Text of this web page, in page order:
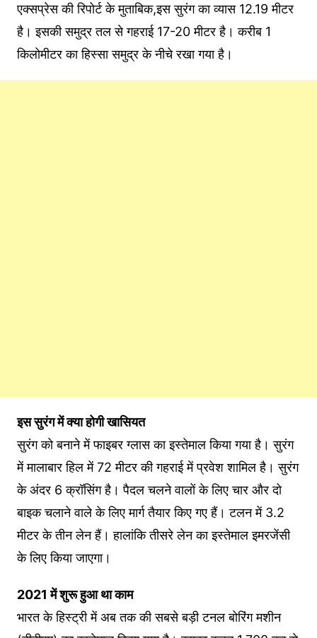
एक्सप्रेस की रिपोर्ट के मुताबिक,इस सुरंग का व्यास 12.19 मीटर
है। इसकी समुद्र तल से गहराई 17-20 मीटर है। करीब 1
किलोमीटर का हिस्सा समुद्र के नीचे रखा गया है।
इस सुरंग में क्या होगी खासियत
सुरंग को बनाने में फाइबर ग्लास का इस्तेमाल किया गया है। सुरंग
में मालाबार हिल में 72 मीटर की गहराई में प्रवेश शामिल है। सुरंग
के अंदर 6 क्रॉसिंग है। पैदल चलने वालों के लिए चार और दो
बाइक चलाने वाले के लिए मार्ग तैयार किए गए हैं। टलन में 3.2
मीटर के तीन लेन हैं। हालांकि तीसरे लेन का इस्तेमाल इमरजेंसी
के लिए किया जाएगा।
2021 में शुरू हुआ था काम
भारत के हिस्ट्री में अब तक की सबसे बड़ी टनल बोरिंग मशीन